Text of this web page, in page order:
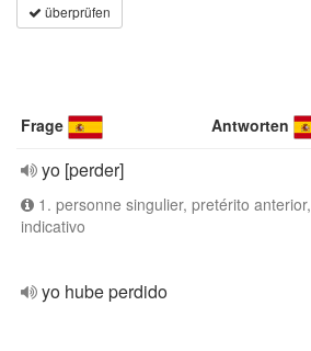
überprüfen
Frage Antworten
yo [perder]
1. personne singulier, pretérito anterior,
indicativo
yo hube perdido